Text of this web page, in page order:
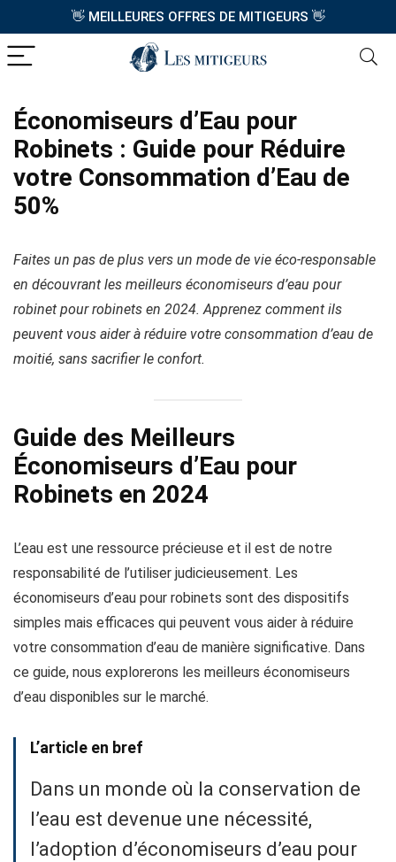
👋MEILLEURES OFFRES DE MITIGEURS 👋
Économiseurs d’Eau pour
Robinets : Guide pour Réduire
votre Consommation d’Eau de
50%
Faites un pas de plus vers un mode de vie éco-responsable
en découvrant les meilleurs économiseurs d’eau pour
robinet pour robinets en 2024. Apprenez comment ils
peuvent vous aider à réduire votre consommation d’eau de
moitié, sans sacrifier le confort.
Guide des Meilleurs
Économiseurs d’Eau pour
Robinets en 2024
L’eau est une ressource précieuse et il est de notre
responsabilité de l’utiliser judicieusement. Les
économiseurs d’eau pour robinets sont des dispositifs
simples mais efficaces qui peuvent vous aider à réduire
votre consommation d’eau de manière significative. Dans
ce guide, nous explorerons les meilleurs économiseurs
d’eau disponibles sur le marché.
L’article en bref
Dans un monde où la conservation de
l’eau est devenue une nécessité,
l’adoption d’économiseurs d’eau pour